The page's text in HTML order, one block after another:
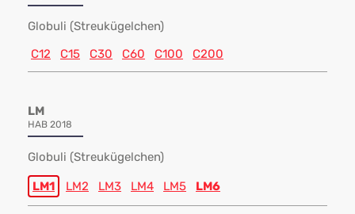
Globuli (Streukügelchen)
C12
C15 C30 C60 C100 C200
LM
HAB 2018
Globuli (Streukügelchen)
LM1 LM2 LM3 LM4 LM5 LM6